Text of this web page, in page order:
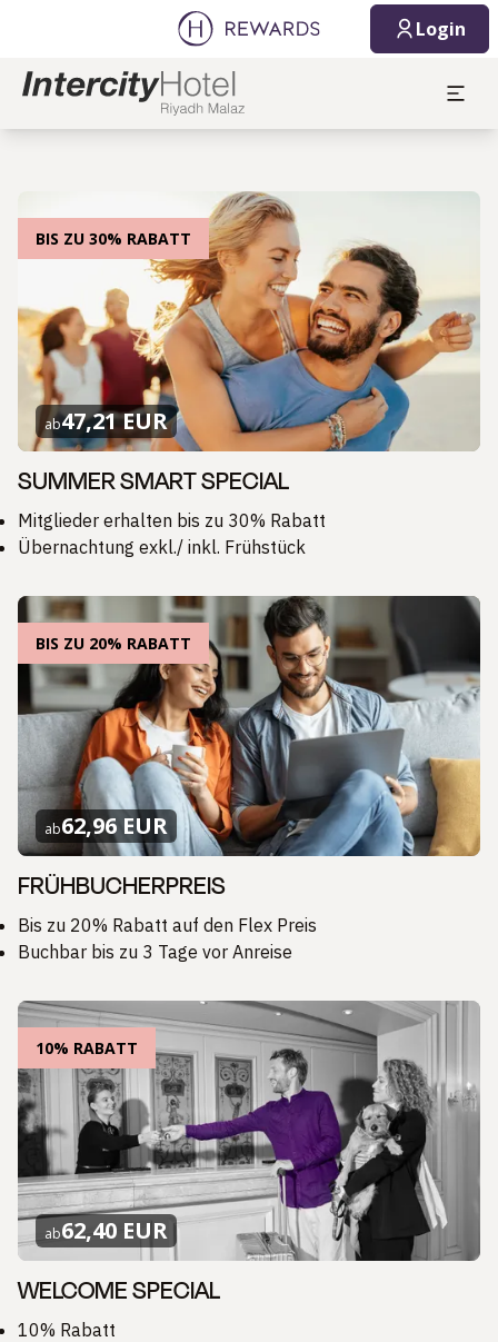
Login
BIS ZU 30% RABATT
ab47,21 EUR
SUMMER SMART SPECIAL
Mitglieder erhalten bis zu 30% Rabatt
Übernachtung exkl./ inkl. Frühstück
BIS ZU 20% RABATT
ab62,96 EUR
FRÜHBUCHERPREIS
Bis zu 20% Rabatt auf den Flex Preis
Buchbar bis zu 3 Tage vor Anreise
10% RABATT
ab62,40 EUR
WELCOME SPECIAL
10% Rabatt